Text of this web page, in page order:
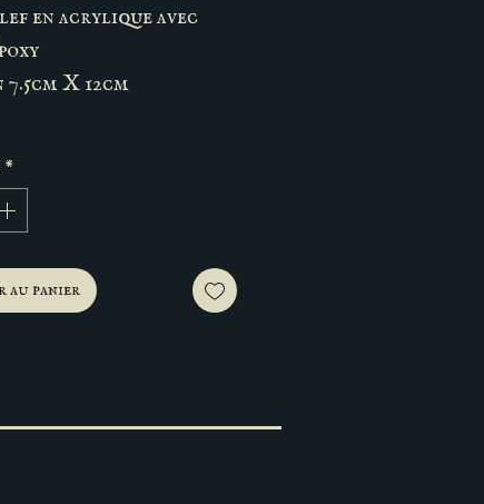
en acrylique avec
X 12cm
*
panier